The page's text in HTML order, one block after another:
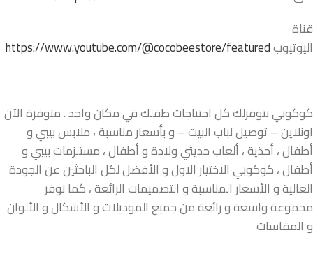
قناة
اليوتيوبhttps://www.youtube.com/@cocobeestore/featured
كوكوبي بتوفرلك كل احتياجات طفلك في مكان واحد . متوفرة الآن
اونلاين – توصيل لباب البيت – و بأسعار مناسبة ، ملابس بيبي و
أطفال ، أحذية ، ألعاب حديثي ولادة و أطفال ، مستلزمات بيبي و
أطفال ، كوكوبي الاختيار الاول و الأفضل لكل الباحثين عن الجودة
العالية و الأسعار المناسبة و التصميمات الرائعة ، كما نوفر
مجموعة واسعة و رائعة من جميع الموديلات و الأشكال و الألوان
و المقاسات